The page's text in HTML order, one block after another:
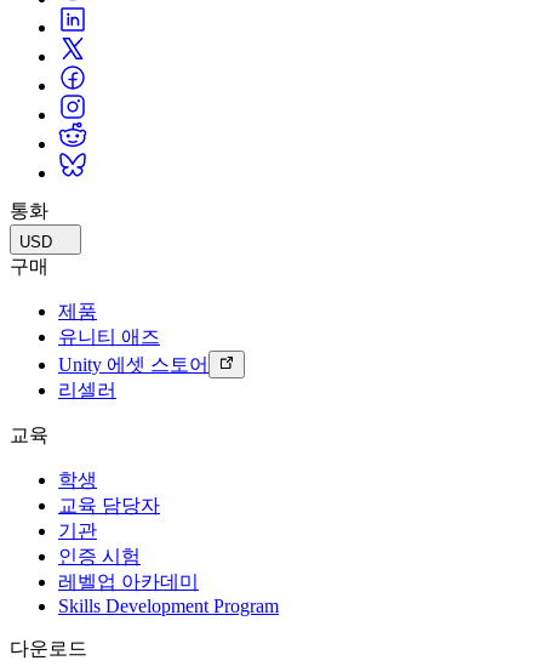
통화
USD
구매
제품
유니티 애즈
Unity 에셋 스토어
리셀러
교육
학생
교육 담당자
기관
인증 시험
레벨업 아카데미
Skills Development Program
다운로드